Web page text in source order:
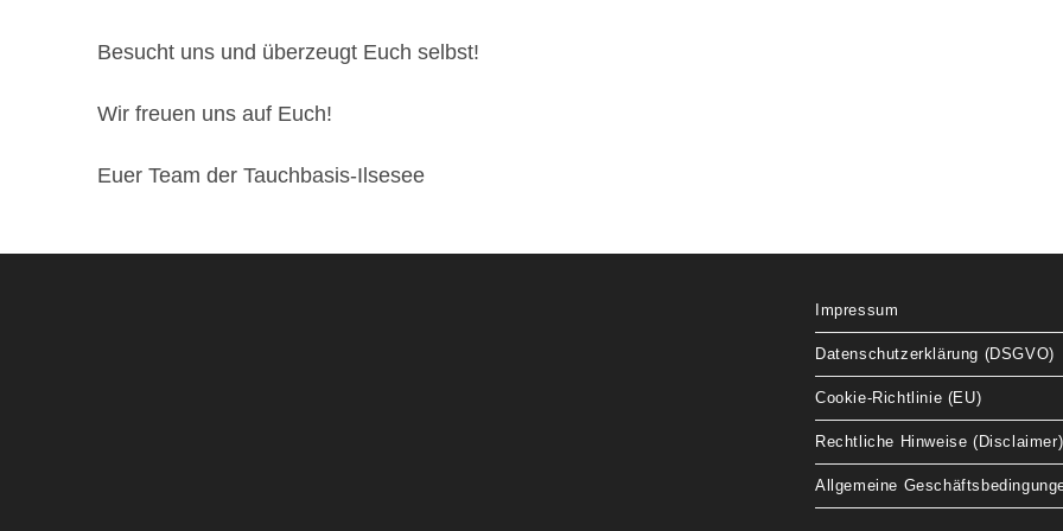
Besucht uns und überzeugt Euch selbst!
Wir freuen uns auf Euch!
Euer Team der Tauchbasis-Ilsesee
Impressum
Datenschutzerklärung (DSGVO)
Cookie-Richtlinie (EU)
Rechtliche Hinweise (Disclaimer)
Allgemeine